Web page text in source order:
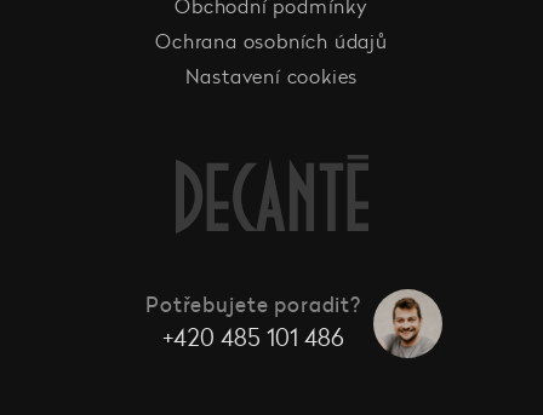
Obchodní podmínky
Ochrana osobních údajů
Nastavení cookies
Potřebujete poradit?
+420 485 101 486